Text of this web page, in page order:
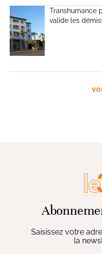
Transhumance
valide les
Saisissez votre
la